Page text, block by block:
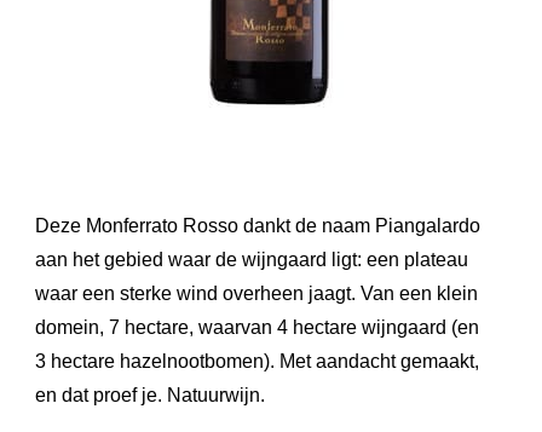
Deze Monferrato Rosso dankt de naam Piangalardo
aan het gebied waar de wijngaard ligt: een plateau
waar een sterke wind overheen jaagt. Van een klein
domein, 7 hectare, waarvan 4 hectare wijngaard (en
3 hectare hazelnootbomen). Met aandacht gemaakt,
en dat proef je. Natuurwijn.